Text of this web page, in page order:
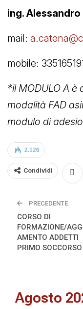
ing.
mail:
mobile:
*il MODULO A è
modalità FAD
modulo di
2.126
Condividi
PRECEDENTE
CORSO DI
FORMAZIONE/
AMENTO ADDETTI
PRIMO SOCCORSO
Agosto